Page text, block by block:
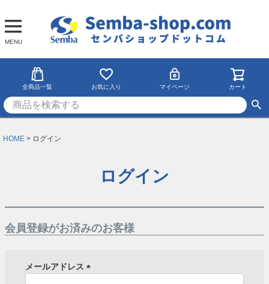
MENU
全商品一覧 お気に入り マイページ カート
HOME ログイン
ログイン
会員登録がお済みのお客様
メールアドレス